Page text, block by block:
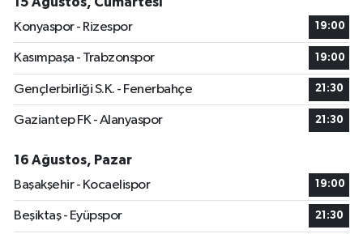
Konyaspor - Rizespor
19:00
Kasımpaşa - Trabzonspor 19:00
Gençlerbirliği S.K. - Fenerbahçe 21:30
Gaziantep FK - Alanyaspor 21:30
16 Ağustos, Pazar
Başakşehir - Kocaelispor
19:00
Beşiktaş - Eyüpspor 21:30